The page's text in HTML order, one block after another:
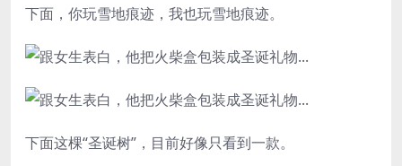
下面，你玩雪地痕迹，我也玩雪地痕迹。
下面这棵“圣诞树”，目前好像只看到一款。